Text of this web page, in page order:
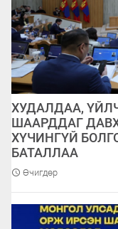
ХУДАЛДАА,
ШААРДДАГ
ХҮЧИНГҮЙ
БАТАЛЛАА
Өчигдөр